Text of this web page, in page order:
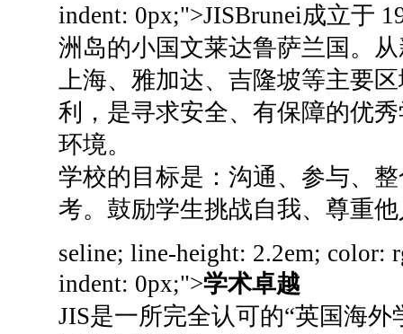
indent: 0px;">JISBrunei成立于
洲岛的小国文莱达鲁萨兰国。
上海、雅加达、吉隆坡等主要
利，是寻求安全、有保障的优
环境。
学校的目标是：沟通、参与、
考。 鼓励学生挑战自我、尊重
seline; line-height: 2.2em; color:
indent: 0px;">学术卓越
JIS是一所完全认可的“英国海